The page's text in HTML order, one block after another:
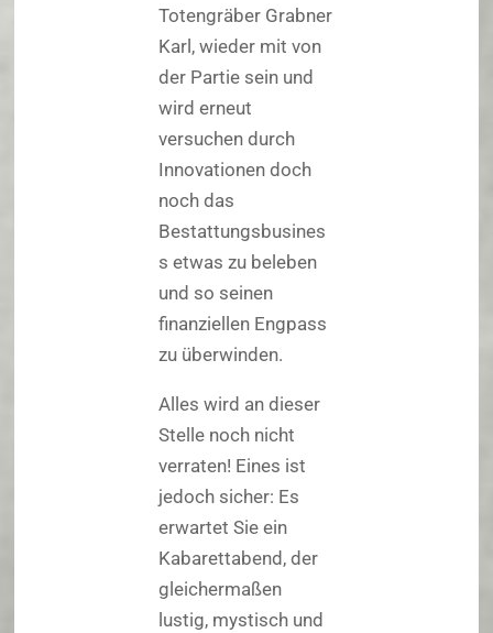
Totengräber Grabner
Karl, wieder mit von
der Partie sein und
wird erneut
versuchen durch
Innovationen doch
noch das
Bestattungsbusines
s etwas zu beleben
und so seinen
finanziellen Engpass
zu überwinden.
Alles wird an dieser
Stelle noch nicht
verraten! Eines ist
jedoch sicher: Es
erwartet Sie ein
Kabarettabend, der
gleichermaßen
lustig, mystisch und